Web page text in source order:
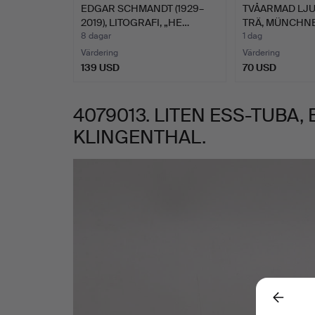
EDGAR SCHMANDT (1929–
2019), LITOGRAFI, „HE…
8 dagar
Värdering
139 USD
TVÅARMAD
TRÄ,
1 dag
Värdering
70 USD
4079013. LITEN ESS-TUBA,
KLINGENTHAL.
Back